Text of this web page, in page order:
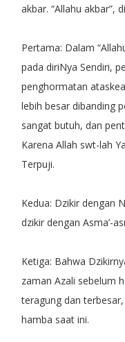
akbar. “Allahu akbar”,
Pertama: Dalam
pada diriNya Sendiri,
penghormatan
lebih besar dibanding
sangat butuh, dan
Karena Allah swt-lah
Terpuji.
Kedua: Dzikir dengan
dzikir dengan Asma’-
Ketiga: Bahwa
zaman Azali sebelum
teragung dan
hamba saat ini.